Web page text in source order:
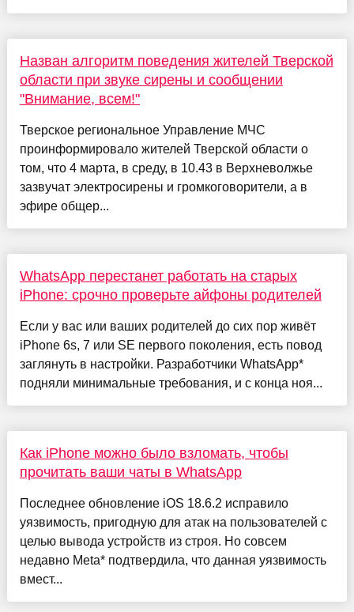
Назван алгоритм поведения жителей Тверской
области при звуке сирены и сообщении
"Внимание, всем!"
Тверское региональное Управление МЧС
проинформировало жителей Тверской области о
том, что 4 марта, в среду, в 10.43 в Верхневолжье
зазвучат электросирены и громкоговорители, а в
эфире общер...
WhatsApp перестанет работать на старых
iPhone: срочно проверьте айфоны родителей
Если у вас или ваших родителей до сих пор живёт
iPhone 6s, 7 или SE первого поколения, есть повод
заглянуть в настройки. Разработчики WhatsApp*
подняли минимальные требования, и с конца ноя...
Как iPhone можно было взломать, чтобы
прочитать ваши чаты в WhatsApp
Последнее обновление iOS 18.6.2 исправило
уязвимость, пригодную для атак на пользователей с
целью вывода устройств из строя. Но совсем
недавно Meta* подтвердила, что данная уязвимость
вмест...